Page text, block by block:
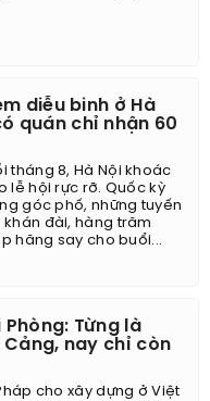
diễu binh ở Hà
quán chỉ nhận 60
tháng 8, Hà Nội khoác
lễ hội rực rỡ. Quốc kỳ
góc phố, những tuyến
đài, hàng trăm
hăng say cho buổi...
Phòng: Từng là
nay chỉ còn
cho xây dựng ở Việt